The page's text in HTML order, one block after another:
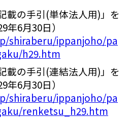
の手引(単体法人用)」を
6月30日）
shiraberu/ippanjoho/pa
h29.htm
の手引(連結法人用)」を
6月30日）
shiraberu/ippanjoho/pa
renketsu_h29.htm